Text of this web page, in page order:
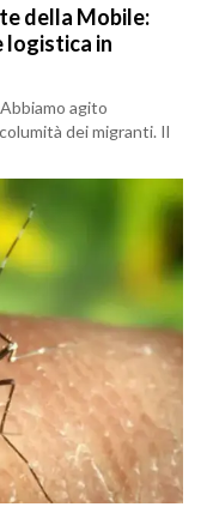
della Mobile:
logistica in
agito
dei migranti. Il